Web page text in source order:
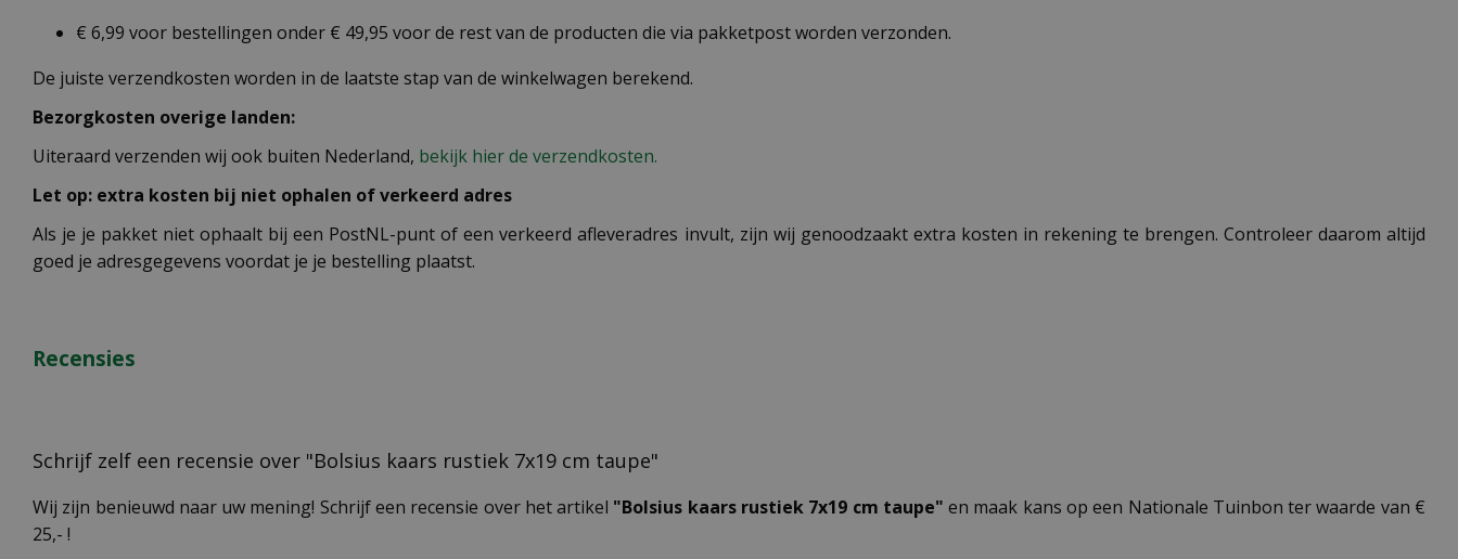
€ 6,99 voor bestellingen onder € 49,95 voor de rest van de producten die via pakketpost worden verzonden.
De juiste verzendkosten worden in de laatste stap van de winkelwagen berekend.
Bezorgkosten overige landen:
Uiteraard verzenden wij ook buiten Nederland, bekijk hier de verzendkosten.
Let op: extra kosten bij niet ophalen of verkeerd adres
Als je je pakket niet ophaalt bij een PostNL-punt of een verkeerd afleveradres invult, zijn wij genoodzaakt extra kosten in rekening te brengen. Controleer daarom altijd
goed je adresgegevens voordat je je bestelling plaatst.
Recensies
Schrijf zelf een recensie over "Bolsius kaars rustiek 7x19 cm taupe"
Wij zijn benieuwd naar uw mening! Schrijf een recensie over het artikel "Bolsius kaars rustiek 7x19 cm taupe" en maak kans op een Nationale Tuinbon ter waarde van €
25,- !